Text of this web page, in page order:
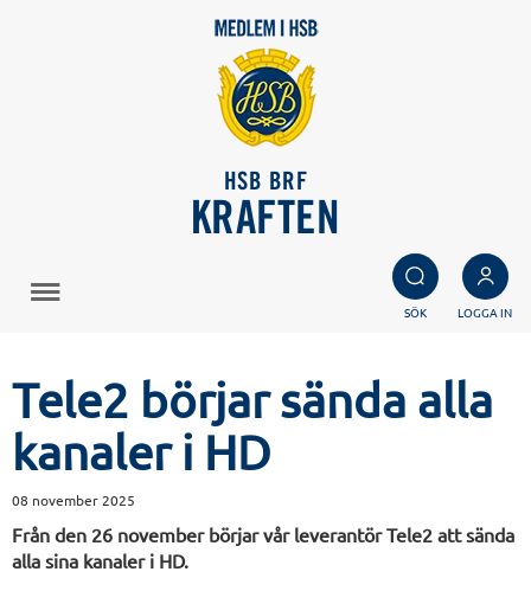
HSB BRF
KRAFTEN
SÖK LOGGA IN
Tele2 börjar sända alla
kanaler i HD
08 november 2025
Från den 26 november börjar vår leverantör Tele2 att sända
alla sina kanaler i HD.